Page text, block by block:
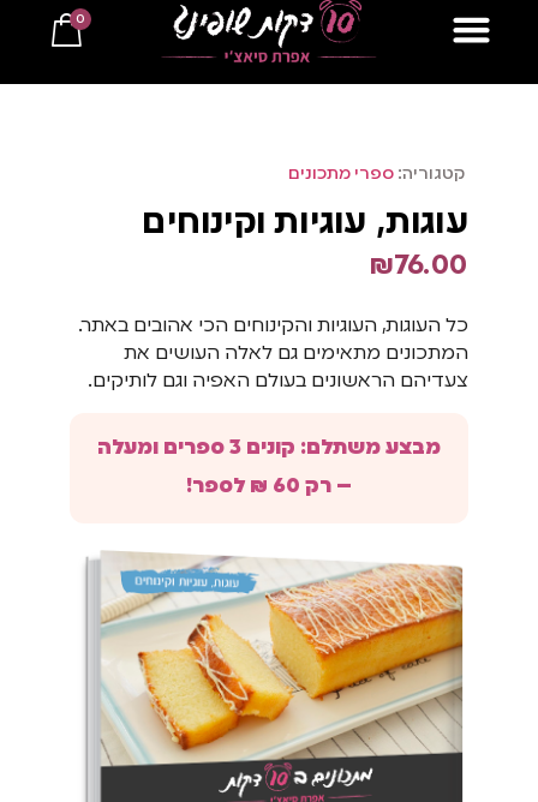
0
קטגוריה:ספרי מתכונים
עוגות, עוגיות וקינוחים
₪76.00
כל העוגות, העוגיות והקינוחים הכי אהובים באתר.
המתכונים מתאימים גם לאלה העושים את
צעדיהם הראשונים בעולם האפיה וגם לותיקים.
מבצע משתלם: קונים 3 ספרים ומעלה
– רק 60 ₪ לספר!